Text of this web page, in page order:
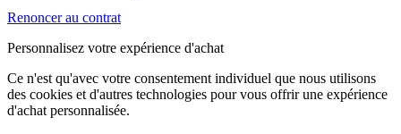
Renoncer au contrat
Personnalisez votre expérience d'achat
Ce n'est qu'avec votre consentement individuel que nous utilisons
des cookies et d'autres technologies pour vous offrir une expérience
d'achat personnalisée.